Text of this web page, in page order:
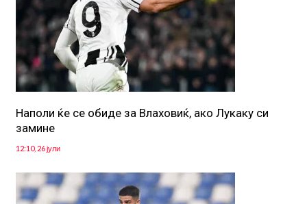
Наполи ќе се обиде за Влаховиќ, ако Лукаку си
замине
12:10, 26 јули